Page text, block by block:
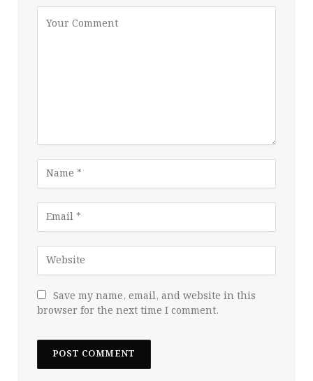
Save my name, email, and website in this
browser for the next time I comment.